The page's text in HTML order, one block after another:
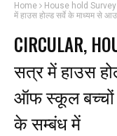
Home House hold Survey
में हाउस होल्ड सर्वे के माध्यम से
CIRCULAR,
सत्र में हाउस
ऑफ स्कूल बच्चों
के सम्बंध में